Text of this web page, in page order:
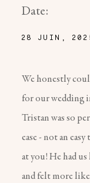
Date:
28 JUIN,
We honestly
for our wedding
Tristan was so
ease - not an
at you! He had
and felt more